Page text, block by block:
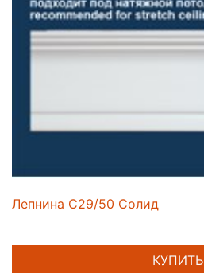
Лепнина C29/50 Солид
КУПИТЬ